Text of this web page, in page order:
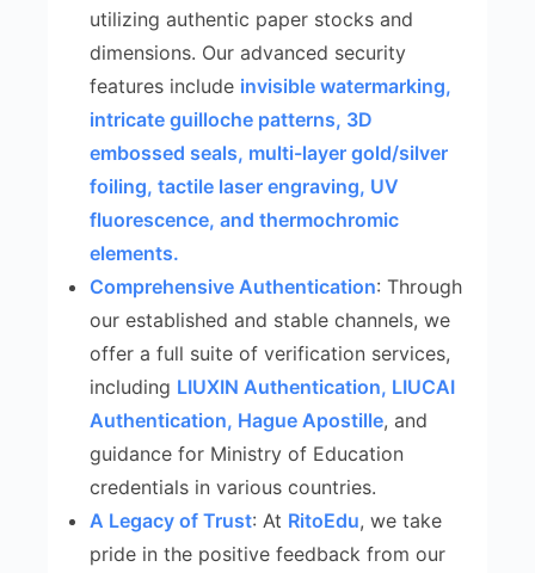
utilizing authentic paper stocks and
dimensions. Our advanced security
features include invisible watermarking,
intricate guilloche patterns, 3D
embossed seals, multi-layer gold/silver
foiling, tactile laser engraving, UV
fluorescence, and thermochromic
elements.
Comprehensive Authentication: Through
our established and stable channels, we
offer a full suite of verification services,
including LIUXIN Authentication, LIUCAI
Authentication, Hague Apostille, and
guidance for Ministry of Education
credentials in various countries.
A Legacy of Trust: At RitoEdu, we take
pride in the positive feedback from our